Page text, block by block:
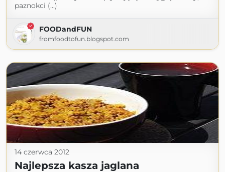
paznokci (...)
FOODandFUN
fromfoodtofun.blogspot.com
14 czerwca 2012
Najlepsza kasza jaglana